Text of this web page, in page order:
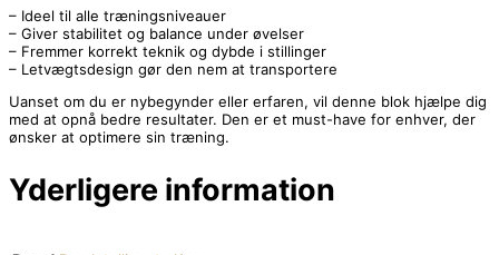
– Ideel til alle træningsniveauer
– Giver stabilitet og balance under øvelser
– Fremmer korrekt teknik og dybde i stillinger
– Letvægtsdesign gør den nem at transportere
Uanset om du er nybegynder eller erfaren, vil denne blok hjælpe dig
med at opnå bedre resultater. Den er et must-have for enhver, der
ønsker at optimere sin træning.
Yderligere information